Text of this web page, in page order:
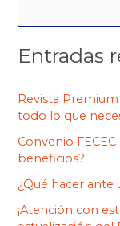
Entradas
Revista
todo lo que
Convenio
beneficios?
¿Qué hacer ante
¡Atención con